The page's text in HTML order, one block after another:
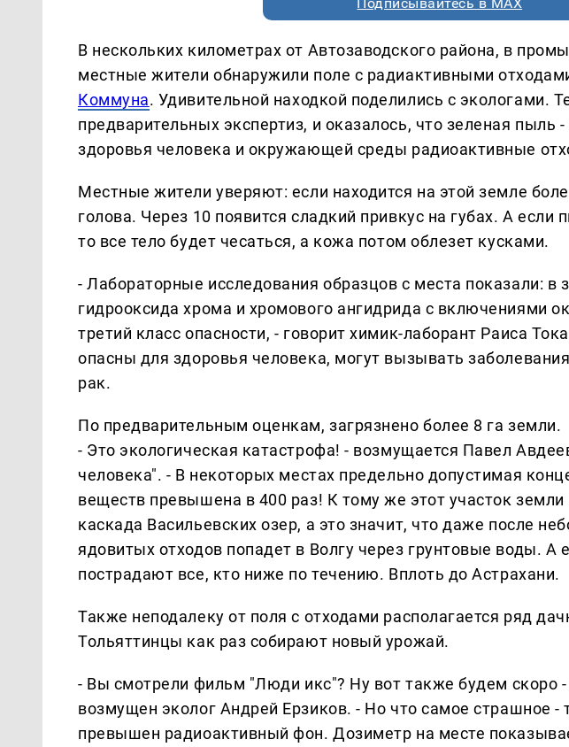
В нескольких километрах от Автозаводского района, в
местные жители обнаружили поле с радиактивными
Коммуна. Удивительной находкой поделились с экологами.
предварительных экспертиз, и оказалось, что зеленая пыль
здоровья человека и окружающей среды радиоактивные
Местные жители уверяют: если находится на этой земле
голова. Через 10 появится сладкий привкус на губах. А если
то все тело будет чесаться, а кожа потом облезет кусками.
- Лабораторные исследования образцов с места показали: в
гидрооксида хрома и хромового ангидрида с включениями
третий класс опасности, - говорит химик-лаборант Раиса
опасны для здоровья человека, могут вызывать
рак.
По предварительным оценкам, загрязнено более 8 га земли.
- Это экологическая катастрофа! - возмущается Павел
человека". - В некоторых местах предельно допустимая
веществ превышена в 400 раз! К тому же этот участок земли
каскада Васильевских озер, а это значит, что даже после
ядовитых отходов попадет в Волгу через грунтовые воды. А
пострадают все, кто ниже по течению. Вплоть до Астрахани.
Также неподалеку от поля с отходами располагается ряд
Тольяттинцы как раз собирают новый урожай.
- Вы смотрели фильм "Люди икс"? Ну вот также будем скоро
возмущен эколог Андрей Ерзиков. - Но что самое страшное -
превышен радиоактивный фон. Дозиметр на месте